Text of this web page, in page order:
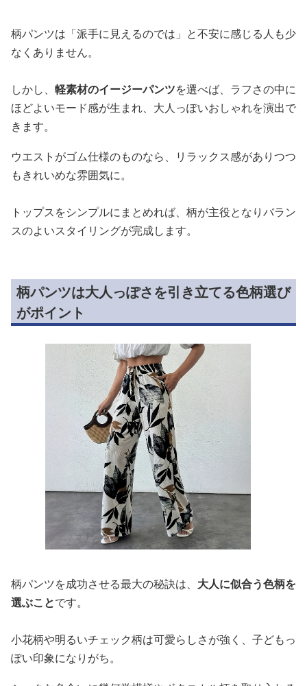
柄パンツは「派手に見えるのでは」と不安に感じる人も少
なくありません。
しかし、 軽素材のイージーパンツを選べば、ラフさの中に
ほどよいモード感が生まれ、大人っぽいおしゃれを演出で
きます。
ウエストがゴム仕様のものなら、リラックス感がありつつ
もきれいめな雰囲気に。
トップスをシンプルにまとめれば、柄が主役となりバラン
スのよいスタイリングが完成します。
柄パンツは大人っぽさを引き立てる色柄選び
がポイント
柄パンツを成功させる最大の秘訣は、 大人に似合う色柄を
選ぶことです。
小花柄や明るいチェック柄は可愛らしさが強く、子どもっ
ぽい印象になりがち。